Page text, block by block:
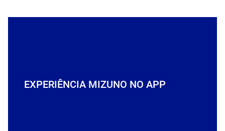
EXPERIÊNCIA MIZUNO NO APP